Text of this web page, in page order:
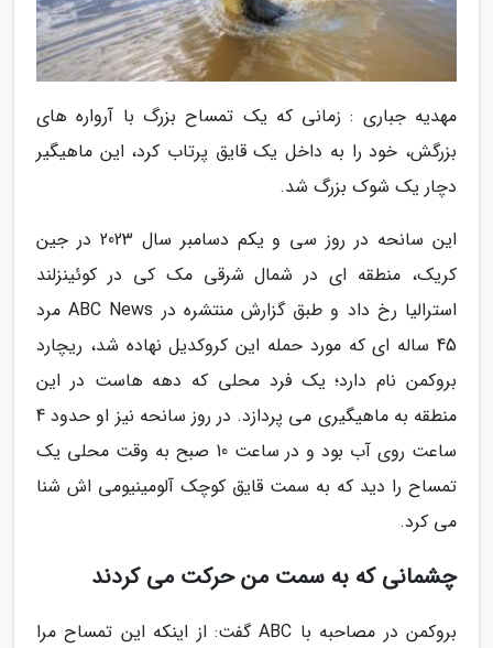
مهدیه جباری : زمانی که یک تمساح بزرگ با آرواره های
بزرگش، خود را به داخل یک قایق پرتاب کرد، این ماهیگیر
دچار یک شوک بزرگ شد.
این سانحه در روز سی و یکم دسامبر سال 2023 در جین
کریک، منطقه ای در شمال شرقی مک کی در کوئینزلند
استرالیا رخ داد و طبق گزارش منتشره در ABC News مرد
45 ساله ای که مورد حمله این کروکدیل نهاده شد، ریچارد
بروکمن نام دارد؛ یک فرد محلی که دهه هاست در این
منطقه به ماهیگیری می پردازد. در روز سانحه نیز او حدود 4
ساعت روی آب بود و در ساعت 10 صبح به وقت محلی یک
تمساح را دید که به سمت قایق کوچک آلومینیومی اش شنا
می کرد.
چشمانی که به سمت من حرکت می کردند
بروکمن در مصاحبه با ABC گفت: از اینکه این تمساح مرا